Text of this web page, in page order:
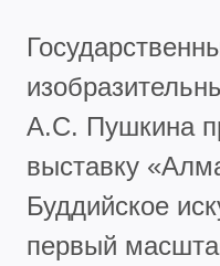
А.С. Пушкина
выставку
Буддийское
первый